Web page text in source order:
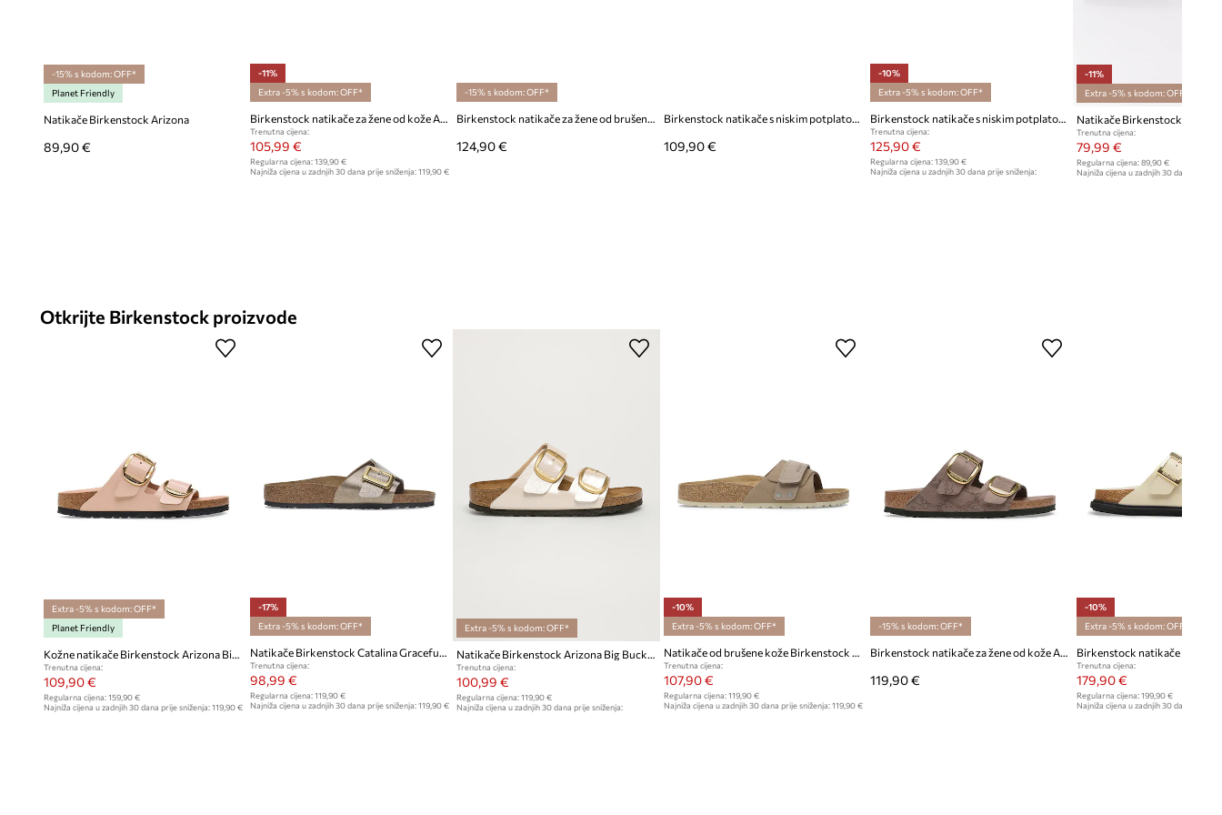
-15% s kodom: OFF*
Planet Friendly
Natikače Birkenstock Arizona
89,90 €
-11%
Extra -5% s kodom: OFF*
Trenutna cijena:
105,99 €
Regularna cijena:139,90 €
Najniža cijena u zadnjih 30 dana prije sniženja:119,90 €
-15% s kodom: OFF*
124,90 €
Birkenstock natikače s niskim potplatom za žene Madrid Big Buckle Synthetics
109,90 €
-10%
Extra -5% s kodom: OFF*
Birkenstock natikače s niskim potplatom za žene kožne Madrid Big Buckle
Trenutna cijena:
125,90 €
Regularna cijena:139,90 €
Najniža cijena u zadnjih 30 dana prije sniženja:
-11%
Extra -5% s kodom: OFF*
Natikače Birkenstock Madrid
Trenutna cijena:
79,99 €
Regularna cijena: 89,90 €
Najniža cijena u zadnjih 30 dana prije
Otkrijte Birkenstock proizvode
Extra -5% s kodom: OFF*
Planet Friendly
Kožne natikače Birkenstock Arizona Big Buckle
Trenutna cijena:
109,90 €
Regularna cijena: 159,90 €
Najniža cijena u zadnjih 30 dana prije sniženja: 119,90 €
-17%
Extra -5% s kodom: OFF*
Natikače Birkenstock Catalina Graceful Cushion Buckle
Trenutna cijena:
98,99 €
Regularna cijena:119,90 €
Najniža cijena u zadnjih 30 dana prije sniženja:119,90 €
Extra -5% s kodom: OFF*
Natikače Birkenstock Arizona Big Buckle
Trenutna cijena:
100,99 €
Regularna cijena: 119,90 €
Najniža cijena u zadnjih 30 dana prije sniženja:
-10%
Extra -5% s kodom: OFF*
Natikače od brušene kože Birkenstock Oita
Trenutna cijena:
107,90 €
Regularna cijena: 119,90 €
Najniža cijena u zadnjih 30 dana prije sniženja: 119,90 €
-15% s kodom: OFF*
Birkenstock natikače za žene od kože Arizona Big Buckle Synthetics Python
119,90 €
-10%
Extra -5% s kodom: OFF*
Trenutna cijena:
179,90 €
Regularna cijena: 199,90 €
Najniža cijena u zadnjih 30 dana prije